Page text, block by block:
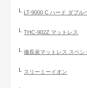
LT-9000 C ハード ダブル
THC-902Z マットレス
備長炭マットレス スペシ
スリーミーイオン